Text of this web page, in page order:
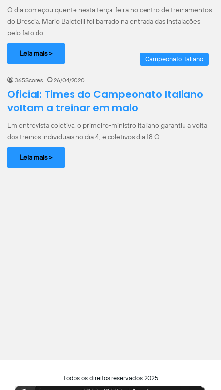
O dia começou quente nesta terça-feira no centro de treinamentos
do Brescia. Mario Balotelli foi barrado na entrada das instalações
pelo fato do…
Leia mais >
Campeonato Italiano
365Scores 26/04/2020
Oficial: Times do Campeonato Italiano
voltam a treinar em maio
Em entrevista coletiva, o primeiro-ministro italiano garantiu a volta
dos treinos individuais no dia 4, e coletivos dia 18 O…
Leia mais >
Todos os direitos reservados 2025